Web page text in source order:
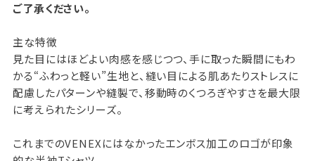
ご了承ください。
主な特徴
見た目にはほどよい肉感を感じつつ、手に取った瞬間にもわ
かる“ふわっと軽い”生地と、縫い目による肌あたりストレスに
配慮したパターンや縫製で、移動時のくつろぎやすさを最大限
に考えられたシリーズ。
これまでのVENEXにはなかったエンボス加工のロゴが印象